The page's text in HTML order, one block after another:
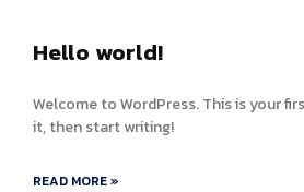
Hello world!
Welcome to WordPress. This is your
it, then start writing!
READ MORE »